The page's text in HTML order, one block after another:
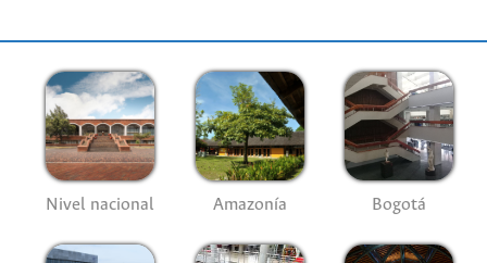
Nivel nacional Amazonía Bogotá